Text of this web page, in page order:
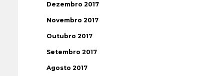
Dezembro 2017
Novembro 2017
Outubro 2017
Setembro 2017
Agosto 2017